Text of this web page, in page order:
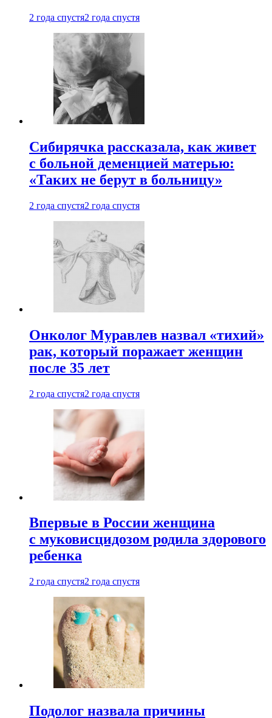
2 года спустя2 года спустя
Сибирячка рассказала, как живет
с больной деменцией матерью:
«Таких не берут в больницу»
2 года спустя2 года спустя
Онколог Муравлев назвал «тихий»
рак, который поражает женщин
после 35 лет
2 года спустя2 года спустя
Впервые в России женщина
с муковисцидозом родила здорового
ребенка
2 года спустя2 года спустя
Подолог назвала причины